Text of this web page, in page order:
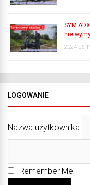
SYM
nie
2024-06-11
LOGOWANIE
Nazwa użytkownika
Remember Me